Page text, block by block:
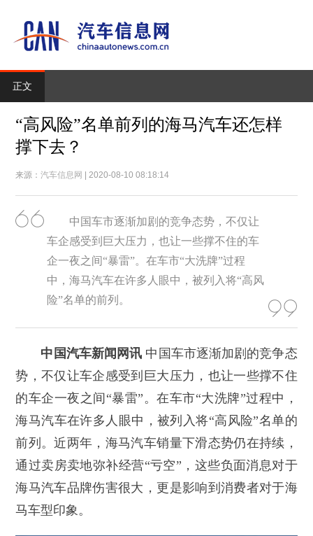
正文
“高风险”名单前列的海马汽车还怎样
撑下去？
来源：汽车信息网 | 2020-08-10 08:18:14
中国车市逐渐加剧的竞争态势，不仅让
车企感受到巨大压力，也让一些撑不住的车
企一夜之间“暴雷”。在车市“大洗牌”过程
中，海马汽车在许多人眼中，被列入将“高风
险”名单的前列。
中国汽车新闻网讯 中国车市逐渐加剧的竞争态
势，不仅让车企感受到巨大压力，也让一些撑不住
的车企一夜之间“暴雷”。在车市“大洗牌”过程中，
海马汽车在许多人眼中，被列入将“高风险”名单的
前列。近两年，海马汽车销量下滑态势仍在持续，
通过卖房卖地弥补经营“亏空”，这些负面消息对于
海马汽车品牌伤害很大，更是影响到消费者对于海
马车型印象。